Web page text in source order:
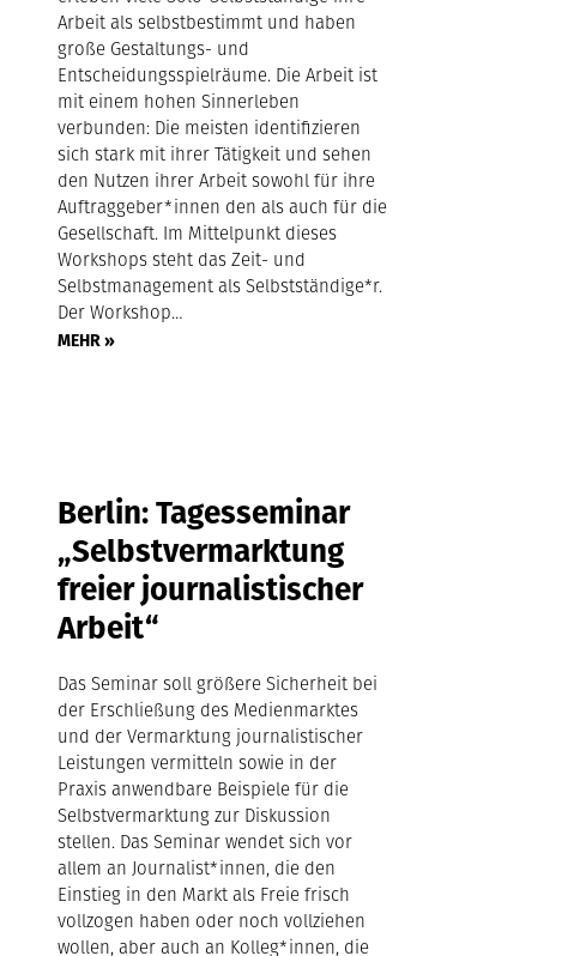
Arbeit als selbstbestimmt und haben
große Gestaltungs- und
Entscheidungsspielräume. Die Arbeit ist
mit einem hohen Sinnerleben
verbunden: Die meisten identifizieren
sich stark mit ihrer Tätigkeit und sehen
den Nutzen ihrer Arbeit sowohl für ihre
Auftraggeber*innen den als auch für die
Gesellschaft. Im Mittelpunkt dieses
Workshops steht das Zeit- und
Selbstmanagement als Selbstständige*r.
Der Workshop…
MEHR »
Berlin: Tagesseminar
„Selbstvermarktung
freier journalistischer
Arbeit“
Das Seminar soll größere Sicherheit bei
der Erschließung des Medienmarktes
und der Vermarktung journalistischer
Leistungen vermitteln sowie in der
Praxis anwendbare Beispiele für die
Selbstvermarktung zur Diskussion
stellen. Das Seminar wendet sich vor
allem an Journalist*innen, die den
Einstieg in den Markt als Freie frisch
vollzogen haben oder noch vollziehen
wollen, aber auch an Kolleg*innen, die